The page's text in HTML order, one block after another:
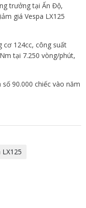
trưởng tại Ấn Độ,
giá Vespa LX125
cơ 124cc, công suất
tại 7.250 vòng/phút,
90.000 chiếc vào năm
LX125